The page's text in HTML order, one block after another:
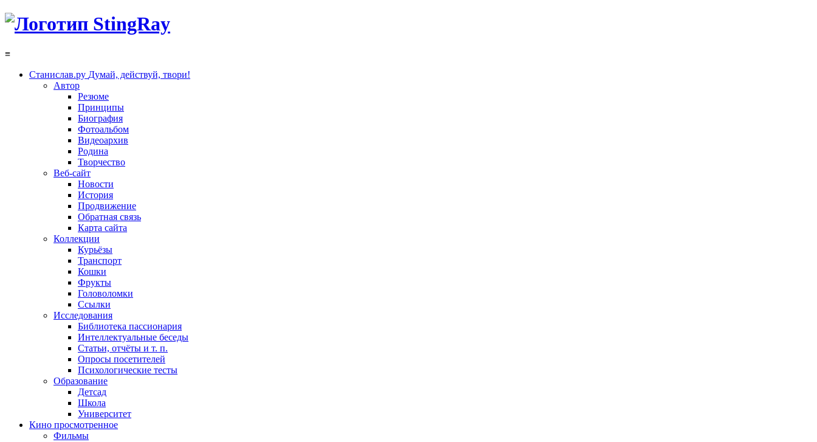
≡
Станислав.ру Думай, действуй, твори!
Автор
Резюме
Принципы
Биография
Фотоальбом
Видеоархив
Родина
Творчество
Веб-сайт
Новости
История
Продвижение
Обратная связь
Карта сайта
Коллекции
Курьёзы
Транспорт
Кошки
Фрукты
Головоломки
Ссылки
Исследования
Библиотека пассионария
Интеллектуальные беседы
Статьи, отчёты и т. п.
Опросы посетителей
Психологические тесты
Образование
Детсад
Школа
Университет
Кино просмотренное
Фильмы